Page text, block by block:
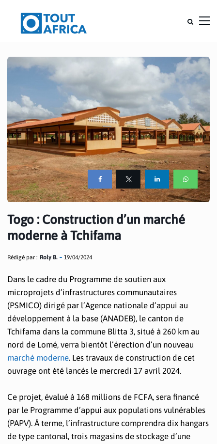
Togo : Construction d’un marché
moderne à Tchifama
Rédigé par : Roly B. 19/04/2024
Dans le cadre du Programme de soutien aux
microprojets d’infrastructures communautaires
(PSMICO) dirigé par l’Agence nationale d’appui au
développement à la base (ANADEB), le canton de
Tchifama dans la commune Blitta 3, situé à 260 km au
nord de Lomé, verra bientôt l’érection d’un nouveau
marché moderne. Les travaux de construction de cet
ouvrage ont été lancés le mercredi 17 avril 2024.
Ce projet, évalué à 168 millions de FCFA, sera financé
par le Programme d’appui aux populations vulnérables
(PAPV). À terme, l’infrastructure comprendra dix hangars
de type cantonal, trois magasins de stockage d’une